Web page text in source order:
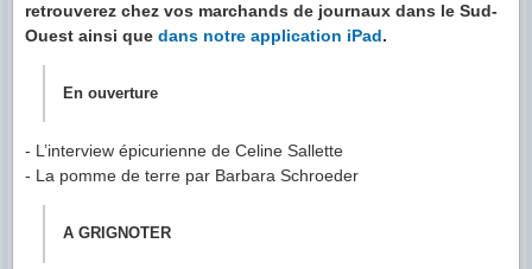
retrouverez chez vos marchands de journaux dans le Sud-
Ouest ainsi que dans notre application iPad.
En ouverture
- L’interview épicurienne de Celine Sallette
- La pomme de terre par Barbara Schroeder
A GRIGNOTER